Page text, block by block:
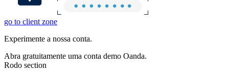
go to client zone
Experimente a nossa conta.
Abra gratuitamente uma conta demo Oanda.
Rodo section